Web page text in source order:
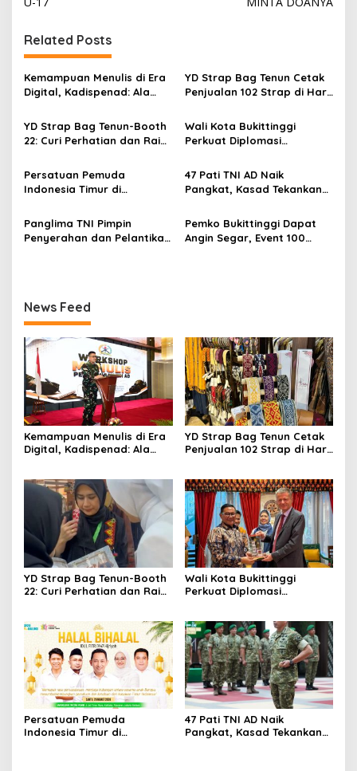
g
a
s
p
o
s
Related Posts
Kemampuan Menulis di Era
Digital, Kadispenad: Ala
YD Strap Bag Tenun Cetak
Penjualan 102 Strap di Hari
2026, Bukti Wastra
Nusantara Kian Digemari
YD Strap Bag Tenun-Booth
22: Curi Perhatian dan Raih
Memandang Wastra
dengan Citra Nan Anggun
Wali Kota Bukittinggi
Perkuat Diplomasi
Dubes Belanda dan Jerman
Sukseskan 100 Tahun Jam
Gadang
Persatuan Pemuda
Indonesia Timur di
Bertajuk “Torang Samua
Basudara”
47 Pati TNI AD Naik
Pangkat, Kasad Tekankan
Adaptasi
Panglima TNI Pimpin
Penyerahan dan Pelantikan
Pemko Bukittinggi Dapat
Angin Segar, Event 100
News Feed
Kemampuan Menulis di Era
Digital, Kadispenad: Ala
YD Strap Bag Tenun Cetak
Penjualan 102 Strap di Hari
Nusantara Kian Digemari
YD Strap Bag Tenun-Booth
22: Curi Perhatian dan Raih
dengan Citra Nan Anggun
Wali Kota Bukittinggi
Perkuat Diplomasi
Sukseskan 100 Tahun Jam
Gadang
Persatuan Pemuda
Indonesia Timur di
47 Pati TNI AD Naik
Pangkat, Kasad Tekankan